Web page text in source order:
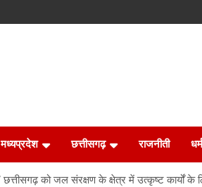
मध्यप्रदेश छत्तीसगढ़ राजनीती धर्म
छत्तीसगढ़ को जल संरक्षण के क्षेत्र में उत्कृष्ट कार्यों के